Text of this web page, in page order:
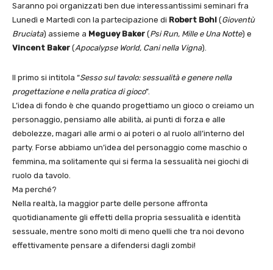
Saranno poi organizzati ben due interessantissimi seminari fra
Lunedì e Martedì con la partecipazione di Robert Bohl (Gioventù
Bruciata) assieme a Meguey Baker (Psi Run, Mille e Una Notte) e
Vincent Baker (Apocalypse World, Cani nella Vigna).
Il primo si intitola “Sesso sul tavolo: sessualità e genere nella
progettazione e nella pratica di gioco”.
L’idea di fondo è che quando progettiamo un gioco o creiamo un
personaggio, pensiamo alle abilità, ai punti di forza e alle
debolezze, magari alle armi o ai poteri o al ruolo all’interno del
party. Forse abbiamo un’idea del personaggio come maschio o
femmina, ma solitamente qui si ferma la sessualità nei giochi di
ruolo da tavolo.
Ma perché?
Nella realtà, la maggior parte delle persone affronta
quotidianamente gli effetti della propria sessualità e identità
sessuale, mentre sono molti di meno quelli che tra noi devono
effettivamente pensare a difendersi dagli zombi!